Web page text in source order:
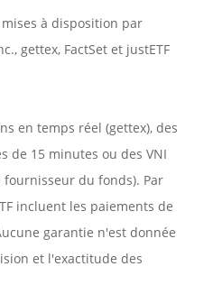
à disposition par
, gettex, FactSet et justETF
en temps réel (gettex), des
de 15 minutes ou des VNI
du fonds). Par
incluent les paiements de
garantie n'est donnée
et l'exactitude des